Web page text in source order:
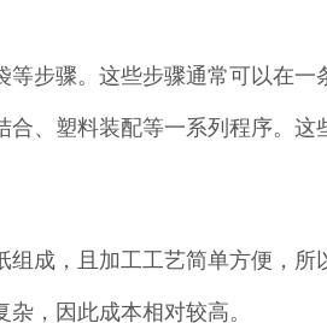
步骤。这些步骤通常可以在一
、塑料装配等一系列程序。
成，且加工工艺简单方便，所
，因此成本相对较高。